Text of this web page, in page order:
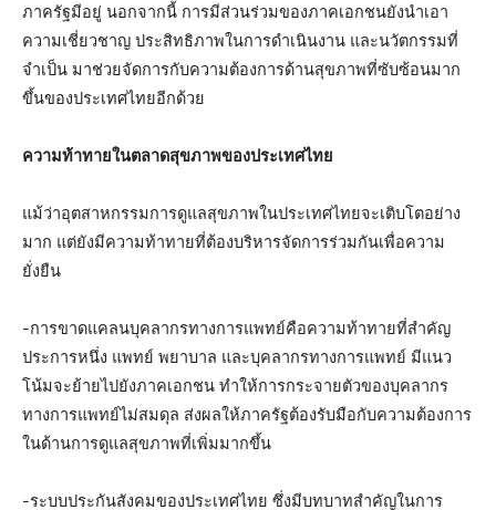
ภาครัฐมีอยู่ นอกจากนี้ การมีส่วนร่วมของภาคเอกชนยังนำเอา
ความเชี่ยวชาญ ประสิทธิภาพในการดำเนินงาน และนวัตกรรมที่
จำเป็น มาช่วยจัดการกับความต้องการด้านสุขภาพที่ซับซ้อนมาก
ขึ้นของประเทศไทยอีกด้วย
ความท้าทายในตลาดสุขภาพของประเทศไทย
แม้ว่าอุตสาหกรรมการดูแลสุขภาพในประเทศไทยจะเติบโตอย่าง
มาก แต่ยังมีความท้าทายที่ต้องบริหารจัดการร่วมกันเพื่อความ
ยั่งยืน
-การขาดแคลนบุคลากรทางการแพทย์คือความท้าทายที่สำคัญ
ประการหนึ่ง แพทย์ พยาบาล และบุคลากรทางการแพทย์ มีแนว
โน้มจะย้ายไปยังภาคเอกชน ทำให้การกระจายตัวของบุคลากร
ทางการแพทย์ไม่สมดุล ส่งผลให้ภาครัฐต้องรับมือกับความต้องการ
ในด้านการดูแลสุขภาพที่เพิ่มมากขึ้น
-ระบบประกันสังคมของประเทศไทย ซึ่งมีบทบาทสำคัญในการ